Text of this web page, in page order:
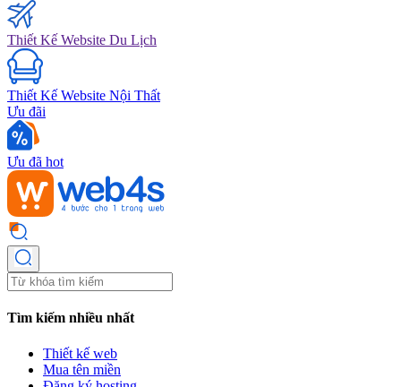
Thiết Kế Website Du Lịch
Thiết Kế Website Nội Thất
Ưu đãi
Ưu đã hot
Tìm kiếm nhiều nhất
Thiết kế web
Mua tên miền